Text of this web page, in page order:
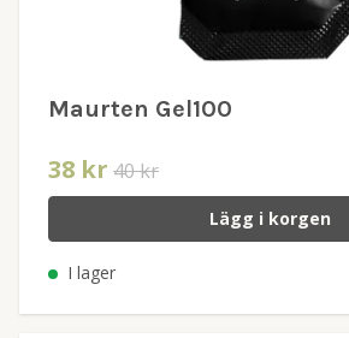
Maurten Gel100
38 kr 40 kr
Lägg i korgen
I lager